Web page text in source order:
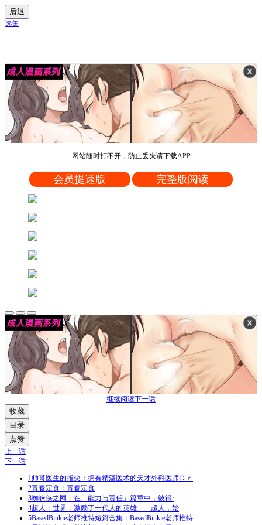
后退
选集
网站随时打不开，防止丢失请下载APP
会员提速版 完整版阅读
继续阅读下一话
收藏
目录
点赞
上一话
下一话
1帅哥医生的指尖：拥有精湛医术的天才外科医师Ｄｒ
2青春定食：青春定食
3蜘蛛侠之网：在「能力与责任」篇章中，彼得·
4超人：世界：激励了一代人的英雄——超人，始
5BasedBinkie老师推特短篇合集：BasedBinkie老师推特